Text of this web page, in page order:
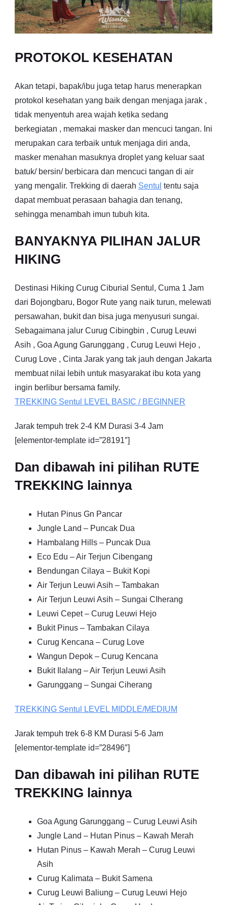
PROTOKOL KESEHATAN
Akan tetapi, bapak/ibu juga tetap harus menerapkan
protokol kesehatan yang baik dengan menjaga jarak ,
tidak menyentuh area wajah ketika sedang
berkegiatan , memakai masker dan mencuci tangan. Ini
merupakan cara terbaik untuk menjaga diri anda,
masker menahan masuknya droplet yang keluar saat
batuk/ bersin/ berbicara dan mencuci tangan di air
yang mengalir. Trekking di daerah Sentul tentu saja
dapat membuat perasaan bahagia dan tenang,
sehingga menambah imun tubuh kita.
BANYAKNYA PILIHAN JALUR
HIKING
Destinasi Hiking Curug Ciburial Sentul, Cuma 1 Jam
dari Bojongbaru, Bogor Rute yang naik turun, melewati
persawahan, bukit dan bisa juga menyusuri sungai.
Sebagaimana jalur Curug Cibingbin , Curug Leuwi
Asih , Goa Agung Garunggang , Curug Leuwi Hejo ,
Curug Love , Cinta Jarak yang tak jauh dengan Jakarta
membuat nilai lebih untuk masyarakat ibu kota yang
ingin berlibur bersama family.
TREKKING Sentul LEVEL BASIC / BEGINNER
Jarak tempuh trek 2-4 KM Durasi 3-4 Jam
[elementor-template id=”28191″]
Dan dibawah ini pilihan RUTE
TREKKING lainnya
Hutan Pinus Gn Pancar
Jungle Land – Puncak Dua
Hambalang Hills – Puncak Dua
Eco Edu – Air Terjun Cibengang
Bendungan Cilaya – Bukit Kopi
Air Terjun Leuwi Asih – Tambakan
Air Terjun Leuwi Asih – Sungai CIherang
Leuwi Cepet – Curug Leuwi Hejo
Bukit Pinus – Tambakan Cilaya
Curug Kencana – Curug Love
Wangun Depok – Curug Kencana
Bukit Ilalang – Air Terjun Leuwi Asih
Garunggang – Sungai Ciherang
TREKKING Sentul LEVEL MIDDLE/MEDIUM
Jarak tempuh trek 6-8 KM Durasi 5-6 Jam
[elementor-template id=”28496″]
Dan dibawah ini pilihan RUTE
TREKKING lainnya
Goa Agung Garunggang – Curug Leuwi Asih
Jungle Land – Hutan Pinus – Kawah Merah
Hutan Pinus – Kawah Merah – Curug Leuwi
Asih
Curug Kalimata – Bukit Samena
Curug Leuwi Baliung – Curug Leuwi Hejo